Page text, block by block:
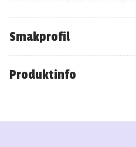
Smakprofil
Produktinfo